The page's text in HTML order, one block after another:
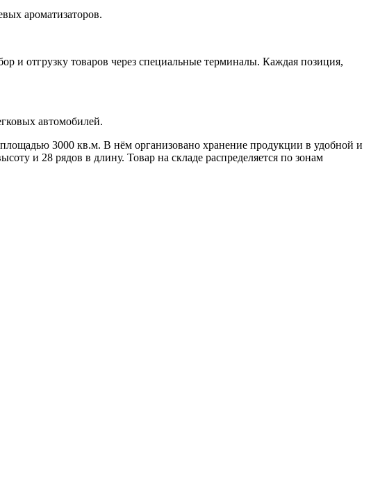
ароматизаторов.
и отгрузку товаров через специальные терминалы. Каждая позиция,
автомобилей.
3000 кв.м. В нём организовано хранение продукции в удобной и
и 28 рядов в длину. Товар на складе распределяется по зонам